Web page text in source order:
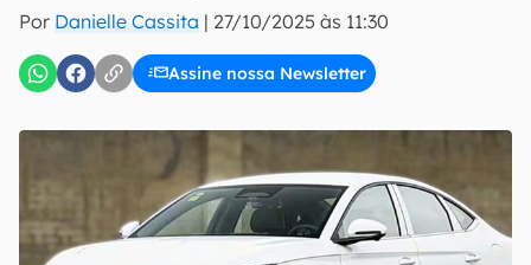
Por Danielle Cassita | 27/10/2025 às 11:30
Assine nossa Newsletter
inscreva-se
Uso e Política de Privacidade do Canaltech.